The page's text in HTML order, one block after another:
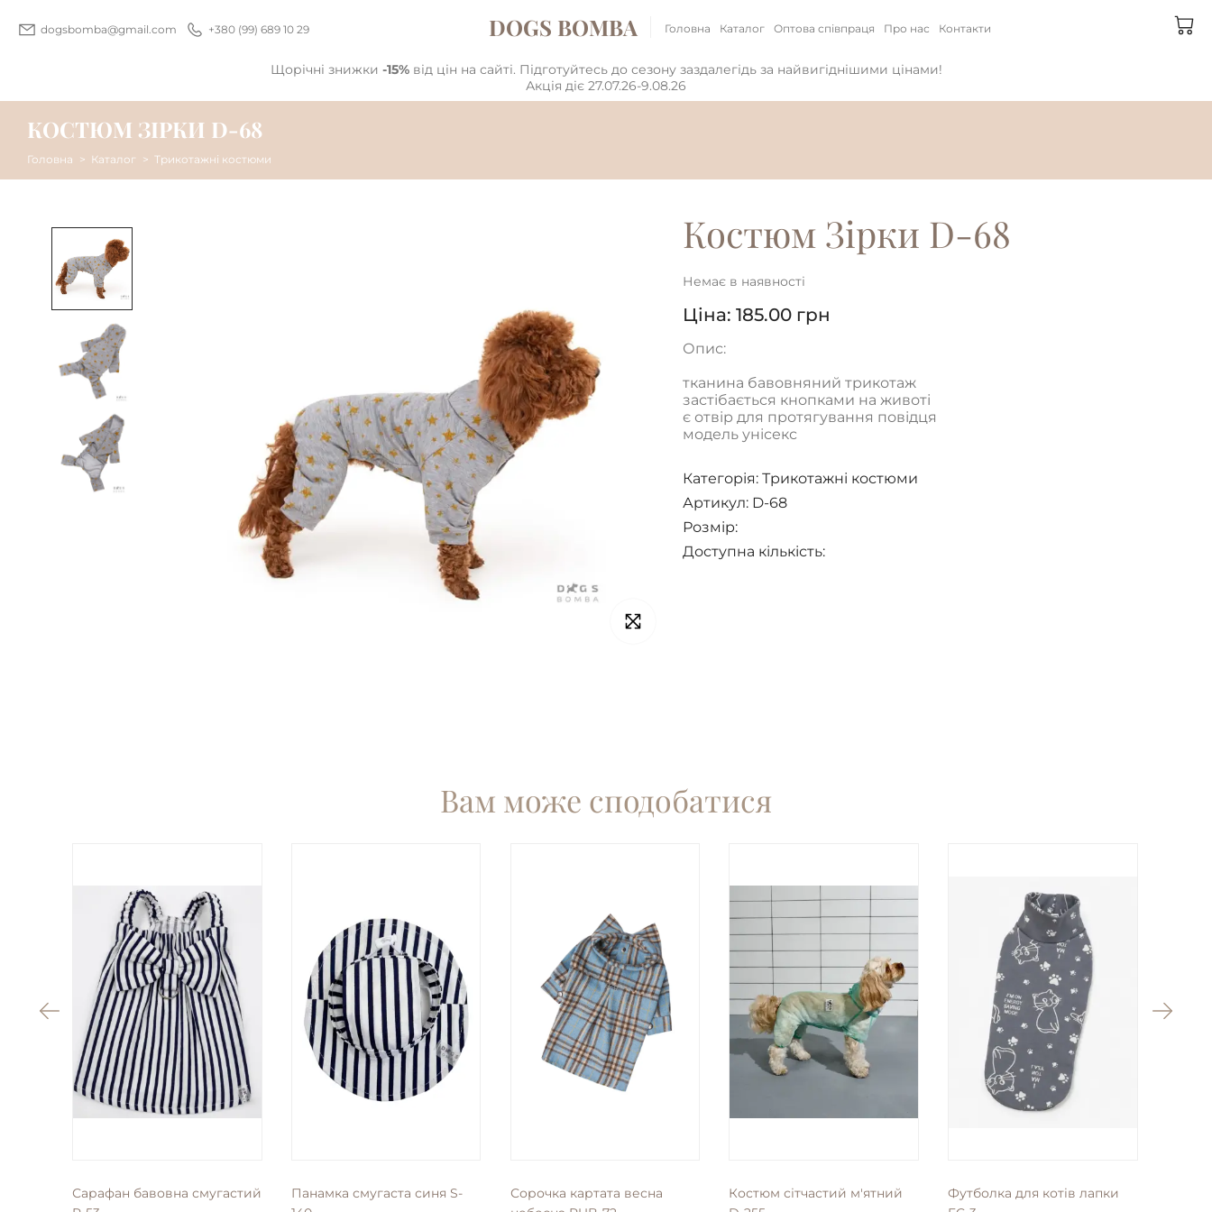
dogsbomba@gmail.com +380 (99) 689 10 29 DOGS BOMBA Головна Каталог Оптова співпраця Про нас Контакти
Щорічні знижки -15%від цін на сайті. Підготуйтесь до сезону заздалегідь за найвигіднішими цінами!
Акція діє 27.07.26-9.08.26
КОСТЮМ ЗІРКИ D-68
Головна Каталог Трикотажні костюми
Костюм Зірки D-68
Немає в наявності
Ціна: 185.00 грн
Опис:
тканина бавовняний трикотаж
застібається кнопками на животі
є отвір для протягування повідця
модель унісекс
Категорія: Трикотажні костюми
Артикул: D-68
Розмір:
Доступна кількість:
Вам може сподобатися
Сарафан бавовна смугастий
Панамка смугаста синя S-
Сорочка картата весна
Костюм сітчастий м'ятний
Футболка для котiв лапки